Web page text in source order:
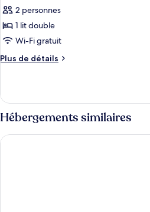
2 personnes
1 lit double
Wi-Fi gratuit
Plus de détails
Plus
le
type
de
Suite
Hébergements similaires
Hotel Kocka Vrnjačka Banja